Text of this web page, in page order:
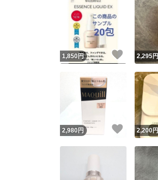
1,850 円 いいね！
2,295円
2,980 円 いいね！
2,200円